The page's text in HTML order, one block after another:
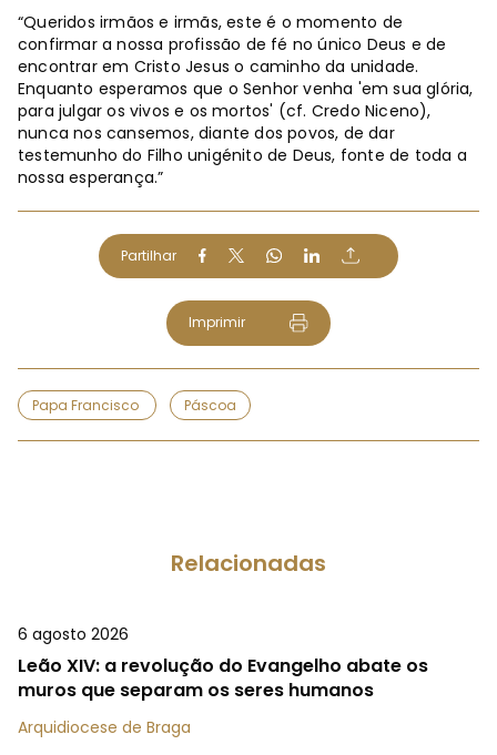
“Queridos irmãos e irmãs, este é o momento de
confirmar a nossa profissão de fé no único Deus e de
encontrar em Cristo Jesus o caminho da unidade.
Enquanto esperamos que o Senhor venha 'em sua glória,
para julgar os vivos e os mortos' (cf. Credo Niceno),
nunca nos cansemos, diante dos povos, de dar
testemunho do Filho unigénito de Deus, fonte de toda a
nossa esperança.”
Partilhar
Imprimir
Papa Francisco Páscoa
Relacionadas
6 agosto 2026
Leão XIV: a revolução do Evangelho abate os
muros que separam os seres humanos
Arquidiocese de Braga